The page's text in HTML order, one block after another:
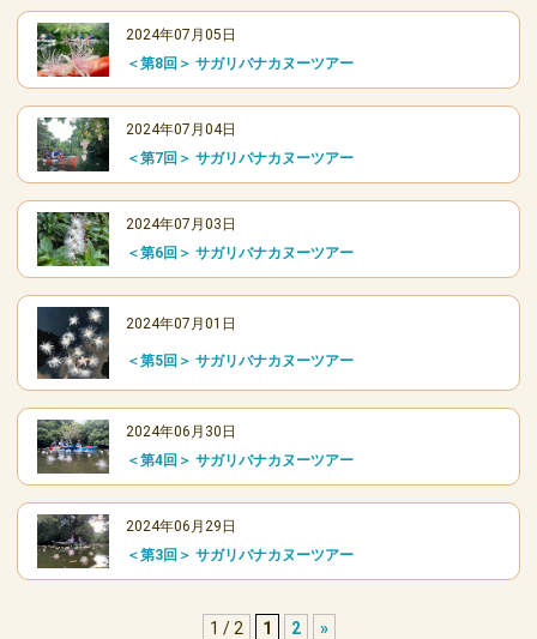
2024年07月05日
＜第8回＞ サガリバナカヌーツアー
2024年07月04日
＜第7回＞ サガリバナカヌーツアー
2024年07月03日
＜第6回＞ サガリバナカヌーツアー
2024年07月01日
＜第5回＞ サガリバナカヌーツアー
2024年06月30日
＜第4回＞ サガリバナカヌーツアー
2024年06月29日
＜第3回＞ サガリバナカヌーツアー
1 / 2 1 2 »